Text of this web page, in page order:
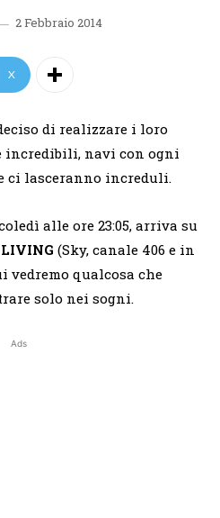
2 Febbraio 2014
X
di realizzare i loro
incredibili, navi con ogni
ci lasceranno increduli.
alle ore 23:05, arriva su
LIVING (Sky, canale 406 e in
vedremo qualcosa che
solo nei sogni.
Ads